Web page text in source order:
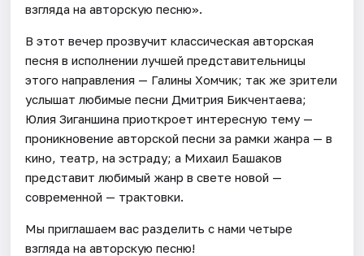
взгляда на авторскую песню».
В этот вечер прозвучит классическая авторская
песня в исполнении лучшей представительницы
этого направления — Галины Хомчик; так же зрители
услышат любимые песни Дмитрия Бикчентаева;
Юлия Зиганшина приоткроет интересную тему —
проникновение авторской песни за рамки жанра — в
кино, театр, на эстраду; а Михаил Башаков
представит любимый жанр в свете новой —
современной — трактовки.
Мы приглашаем вас разделить с нами четыре
взгляда на авторскую песню!